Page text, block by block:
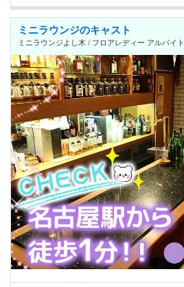
ミニラウンジのキャスト
ミニラウンジよし木 / フロアレディー アルバイト